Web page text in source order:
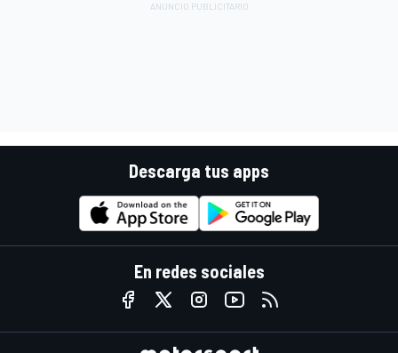
Descarga tus apps
En redes sociales